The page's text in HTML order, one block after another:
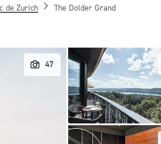
de Zurich The Dolder Grand